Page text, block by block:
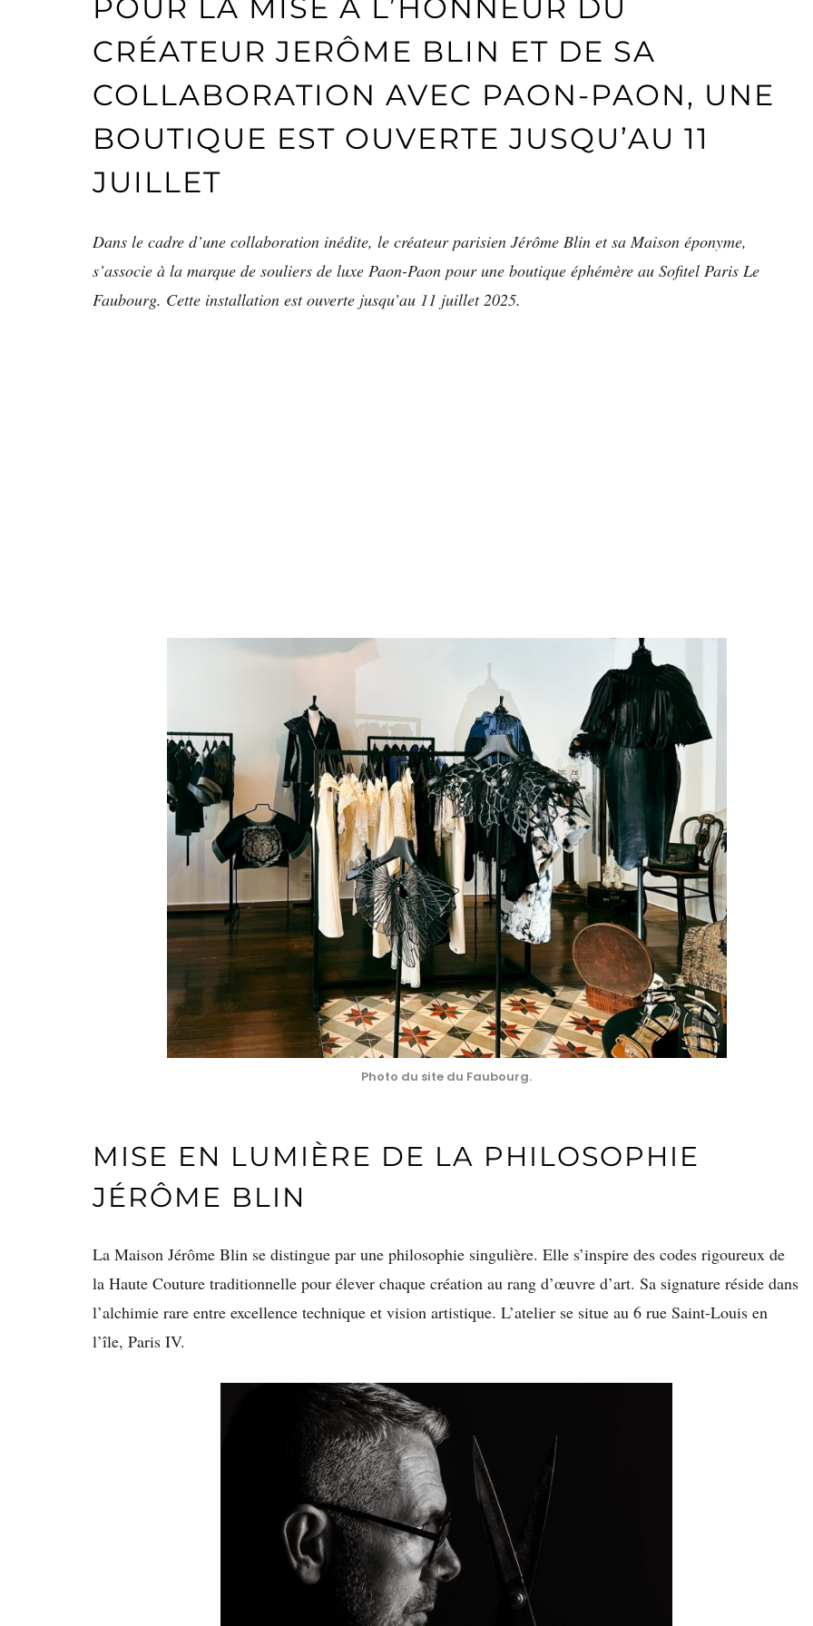
POUR LA MISE À L’HONNEUR DU
CRÉATEUR JERÔME BLIN ET DE SA
COLLABORATION AVEC PAON-PAON, UNE
BOUTIQUE EST OUVERTE JUSQU’AU 11
JUILLET
Dans le cadre d’une collaboration inédite, le créateur parisien Jérôme Blin et sa Maison éponyme,
s’associe à la marque de souliers de luxe Paon-Paon pour une boutique éphémère au Sofitel Paris Le
Faubourg. Cette installation est ouverte jusqu’au 11 juillet 2025.
Photo du site du Faubourg.
MISE EN LUMIÈRE DE LA PHILOSOPHIE
JÉRÔME BLIN
La Maison Jérôme Blin se distingue par une philosophie singulière. Elle s’inspire des codes rigoureux de
la Haute Couture traditionnelle pour élever chaque création au rang d’œuvre d’art. Sa signature réside dans
l’alchimie rare entre excellence technique et vision artistique. L’atelier se situe au 6 rue Saint-Louis en
l’île, Paris IV.